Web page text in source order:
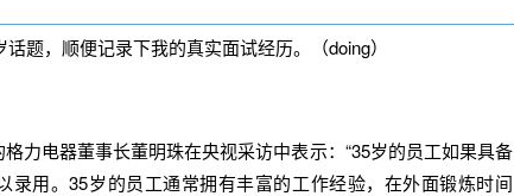
题，顺便记录下我的真实面试经历。（doing）
电器董事长董明珠在央视采访中表示：“35岁的员工如果具备
录用。35岁的员工通常拥有丰富的工作经验，在外面锻炼时间